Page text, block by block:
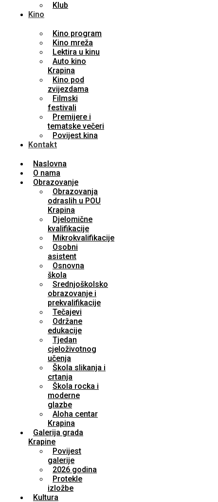
Klub
Kino
Kino program
Kino mreža
Lektira u kinu
Auto kino
Krapina
Kino pod
zvijezdama
Filmski
festivali
Premijere i
tematske večeri
Povijest kina
Kontakt
Naslovna
O nama
Obrazovanje
Obrazovanja
odraslih u POU
Krapina
Djelomične
kvalifikacije
Mikrokvalifikacije
Osobni
asistent
Osnovna
škola
Srednjoškolsko
obrazovanje i
prekvalifikacije
Tečajevi
Održane
edukacije
Tjedan
cjeloživotnog
učenja
Škola slikanja i
crtanja
Škola rocka i
moderne
glazbe
Aloha centar
Krapina
Galerija grada
Krapine
Povijest
galerije
2026 godina
Protekle
izložbe
Kultura